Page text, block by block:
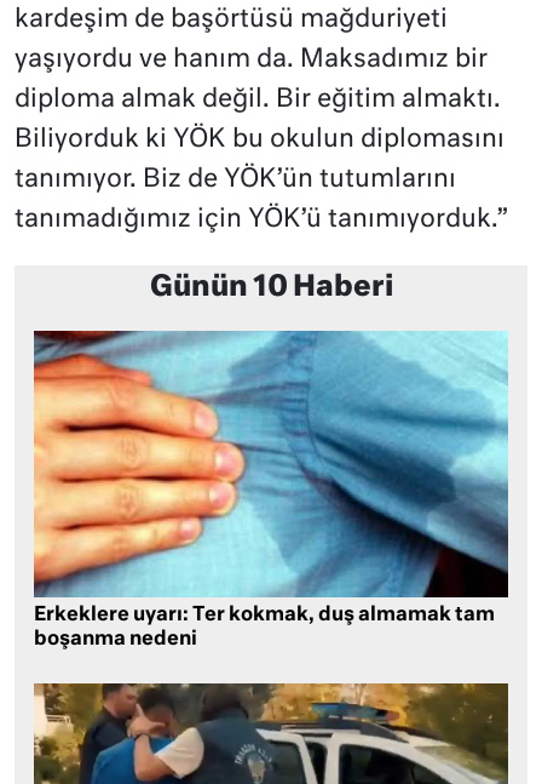
kardeşim de başörtüsü mağduriyeti
yaşıyordu ve hanım da. Maksadımız bir
diploma almak değil. Bir eğitim almaktı.
Biliyorduk ki YÖK bu okulun diplomasını
tanımıyor. Biz de YÖK’ün tutumlarını
tanımadığımız için YÖK’ü tanımıyorduk.”
Günün 10 Haberi
Erkeklere uyarı: Ter kokmak, duş almamak tam
boşanma nedeni